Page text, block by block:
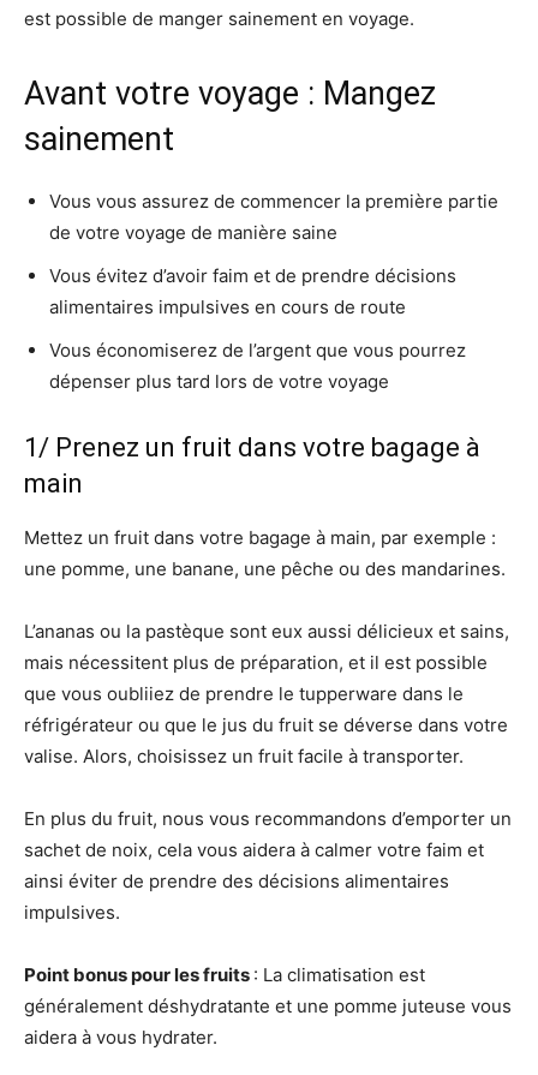
est possible de manger sainement en voyage.
Avant votre voyage : Mangez
sainement
Vous vous assurez de commencer la première partie
de votre voyage de manière saine
Vous évitez d’avoir faim et de prendre décisions
alimentaires impulsives en cours de route
Vous économiserez de l’argent que vous pourrez
dépenser plus tard lors de votre voyage
1/ Prenez un fruit dans votre bagage à
main
Mettez un fruit dans votre bagage à main, par exemple :
une pomme, une banane, une pêche ou des mandarines.
L’ananas ou la pastèque sont eux aussi délicieux et sains,
mais nécessitent plus de préparation, et il est possible
que vous oubliiez de prendre le tupperware dans le
réfrigérateur ou que le jus du fruit se déverse dans votre
valise. Alors, choisissez un fruit facile à transporter.
En plus du fruit, nous vous recommandons d’emporter un
sachet de noix, cela vous aidera à calmer votre faim et
ainsi éviter de prendre des décisions alimentaires
impulsives.
Point bonus pour les fruits : La climatisation est
généralement déshydratante et une pomme juteuse vous
aidera à vous hydrater.